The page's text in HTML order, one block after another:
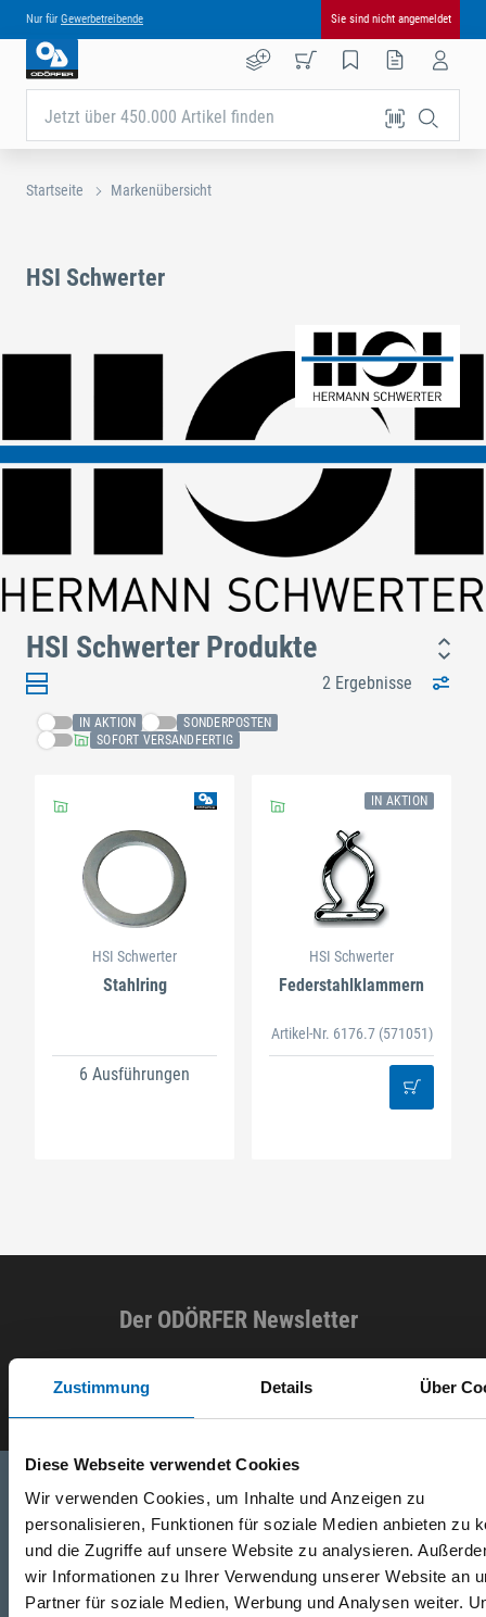
Zustimmung Details Über
Diese Webseite verwendet Cookies
Wir verwenden Cookies, um Inhalte und Anzeigen zu
personalisieren, Funktionen für soziale Medien anbieten zu
und die Zugriffe auf unsere Website zu analysieren.
wir Informationen zu Ihrer Verwendung unserer Website an
Partner für soziale Medien, Werbung und Analysen weiter.
Nur für Gewerbetreibende Sie sind nicht angemeldet
Jetzt über 450.000 Artikel finden
Startseite Markenübersicht
HSI Schwerter
HSI Schwerter Produkte
2 Ergebnisse
IN AKTION
SONDERPOSTEN
SOFORT VERSANDFERTIG
HSI Schwerter
Stahlring
6 Ausführungen
IN AKTION
HSI Schwerter
Federstahlklammern
Artikel-Nr. 6176.7 (571051)
Der ODÖRFER Newsletter
Telefon
0316/2771-0 (Mo - Do: 07:30 - 17:00 Uhr Fr: 07:30 - 13:00 Uhr)